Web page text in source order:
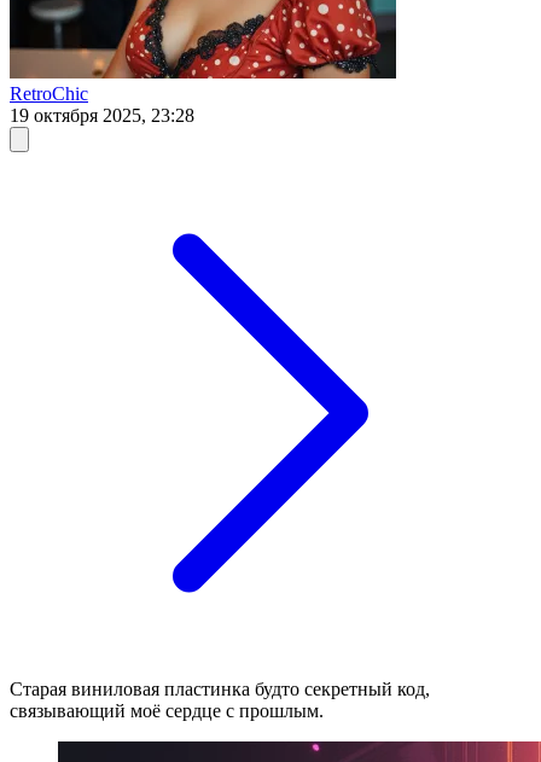
RetroChic
19 октября 2025, 23:28
Старая виниловая пластинка будто секретный код,
связывающий моё сердце с прошлым.